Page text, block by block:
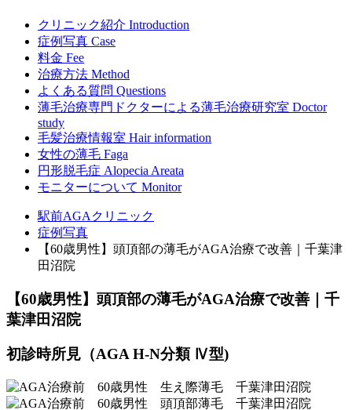
クリニック紹介 Introduction
症例写真 Case
料金 Fee
治療方法 Method
よくある質問 Questions
薄毛治療専門ドクターによる薄毛治療研究室 Doctor
study
毛髪治療情報室 Hair information
女性の薄毛 Faga
円形脱毛症 Alopecia Areata
モニターについて Monitor
駅前AGAクリニック
症例写真
【60歳男性】頭頂部の薄毛がAGA治療で改善｜千葉津
田沼院
【60歳男性】頭頂部の薄毛がAGA治療で改善｜千
葉津田沼院
初診時所見（AGA H-N分類 Ⅳ型)